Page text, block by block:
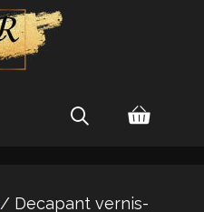
/ Decapant vernis-